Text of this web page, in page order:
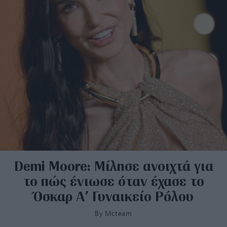
Demi Moore: Μίλησε ανοιχτά για
το πώς ένιωσε όταν έχασε το
Όσκαρ Α’ Γυναικείο Ρόλου
By Mcteam